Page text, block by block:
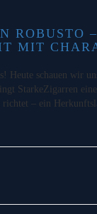
ROBUSTO
MIT
Heute schauen wir
StarkeZigarren
– ein